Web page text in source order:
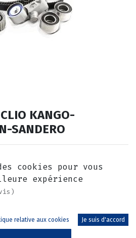
KANGO-
SANDERO
cookies pour vous
expérience
relative aux cookies Je suis d'accord